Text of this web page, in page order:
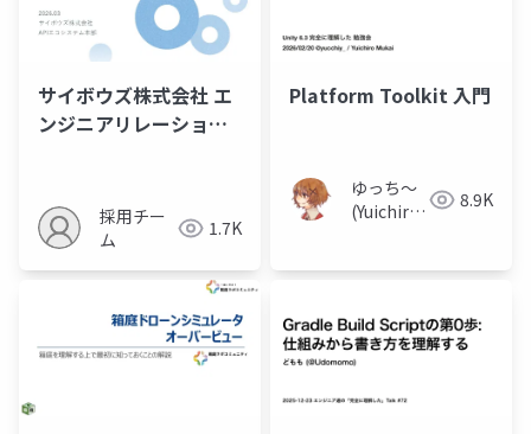
サイボウズ株式会社 エ
ンジニアリレーション
採用チー
ム
1.7K
Platform Toolkit 入門
ゆっち〜
(Yuichiro
8.9K